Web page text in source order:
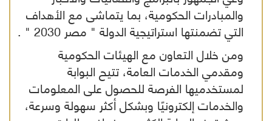
والمبادرات الحكومية، بما يتماشى مع الأهداف
التي تضمنتها استراتيجية الدولة " مصر 2030 " .
ومن خلال التعاون مع الهيئات الحكومية
ومقدمي الخدمات العامة، تتيح البوابة
لمستخدميها الفرصة للحصول على المعلومات
والخدمات إلكترونيًا وبشكل أكثر سهولة وسرعة،